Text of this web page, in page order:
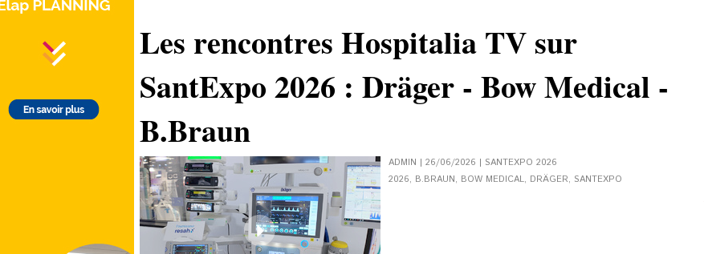
Les rencontres Hospitalia TV sur
SantExpo 2026 : Dräger - Bow Medical -
B.Braun
ADMIN | 26/06/2026 | SANTEXPO 2026
2026, B.BRAUN, BOW MEDICAL, DRÄGER, SANTEXPO